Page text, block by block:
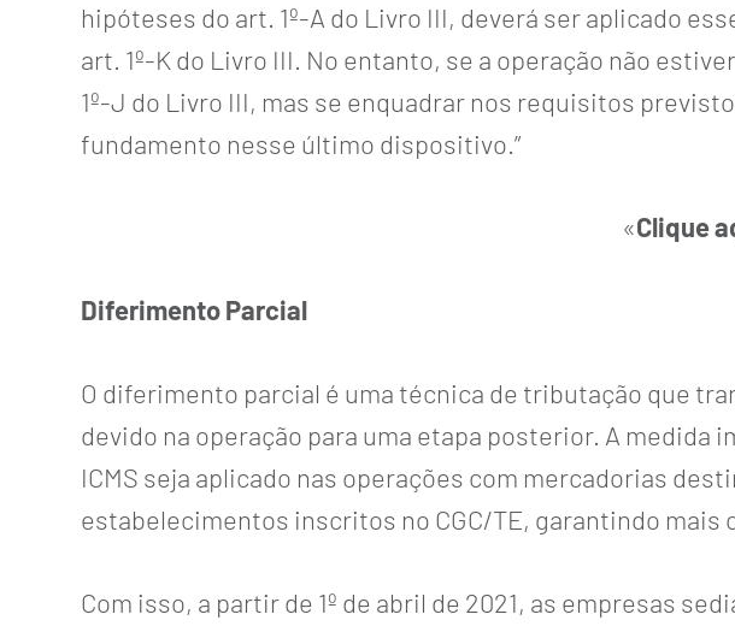
hipóteses do art. 1º-A do Livro III, deverá ser aplicado
art. 1º-K do Livro III. No entanto, se a operação não
1º-J do Livro III, mas se enquadrar nos requisitos
fundamento nesse último dispositivo.”
«Clique
Diferimento Parcial
O diferimento parcial é uma técnica de tributação que
devido na operação para uma etapa posterior. A
ICMS seja aplicado nas operações com mercadorias
estabelecimentos inscritos no CGC/TE, garantindo mais
Com isso, a partir de 1º de abril de 2021, as empresas